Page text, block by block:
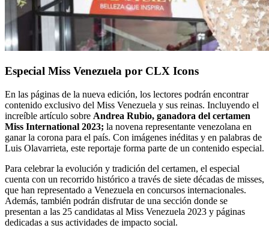
Especial Miss Venezuela por CLX Icons
En las páginas de la nueva edición, los lectores podrán encontrar
contenido exclusivo del Miss Venezuela y sus reinas. Incluyendo el
increíble artículo sobre Andrea Rubio, ganadora del certamen
Miss International 2023; la novena representante venezolana en
ganar la corona para el país. Con imágenes inéditas y en palabras de
Luis Olavarrieta, este reportaje forma parte de un contenido especial.
Para celebrar la evolución y tradición del certamen, el especial
cuenta con un recorrido histórico a través de siete décadas de misses,
que han representado a Venezuela en concursos internacionales.
Además, también podrán disfrutar de una sección donde se
presentan a las 25 candidatas al Miss Venezuela 2023 y páginas
dedicadas a sus actividades de impacto social.